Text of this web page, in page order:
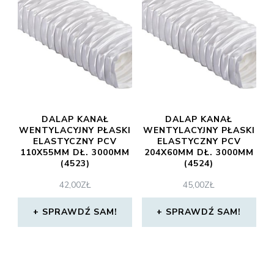
DALAP KANAŁ
WENTYLACYJNY PŁASKI
ELASTYCZNY PCV
110X55MM DŁ. 3000MM
(4523)
42,00ZŁ
SPRAWDŹ SAM!
DALAP KANAŁ
WENTYLACYJNY PŁASKI
ELASTYCZNY PCV
204X60MM DŁ. 3000MM
(4524)
45,00ZŁ
SPRAWDŹ SAM!